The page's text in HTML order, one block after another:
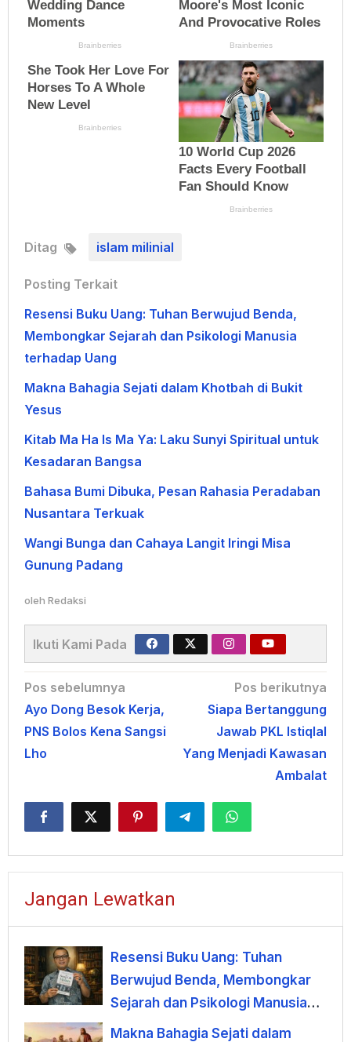
Ditag islam milinial
Posting Terkait
Resensi Buku Uang: Tuhan Berwujud Benda,
Membongkar Sejarah dan Psikologi Manusia
terhadap Uang
Makna Bahagia Sejati dalam Khotbah di Bukit
Yesus
Kitab Ma Ha Is Ma Ya: Laku Sunyi Spiritual untuk
Kesadaran Bangsa
Bahasa Bumi Dibuka, Pesan Rahasia Peradaban
Nusantara Terkuak
Wangi Bunga dan Cahaya Langit Iringi Misa
Gunung Padang
oleh Redaksi
Ikuti Kami Pada
Navigasi
pos
Pos sebelumnya
Ayo Dong Besok Kerja,
PNS Bolos Kena Sangsi
Lho
Pos berikutnya
Siapa Bertanggung
Jawab PKL Istiqlal
Yang Menjadi Kawasan
Ambalat
Jangan Lewatkan
Resensi Buku Uang: Tuhan
Berwujud Benda, Membongkar
Sejarah dan Psikologi Manusia
terhadap Uang
Makna Bahagia Sejati dalam